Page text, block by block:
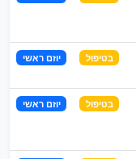
בטיפול יוזם ראשי
בטיפול יוזם ראשי